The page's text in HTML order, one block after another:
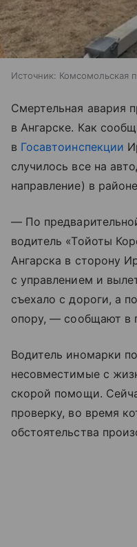
Источник: Комсомольская
Смертельная авария
в Ангарске. Как
в Госавтоинспекции
случилось все на
направление) в
— По
водитель «Тойоты
Ангарска в сторону
с управлением и
съехало с дороги, а
опору, — сообщают в
Водитель иномарки
несовместимые с
скорой помощи.
проверку, во время
обстоятельства